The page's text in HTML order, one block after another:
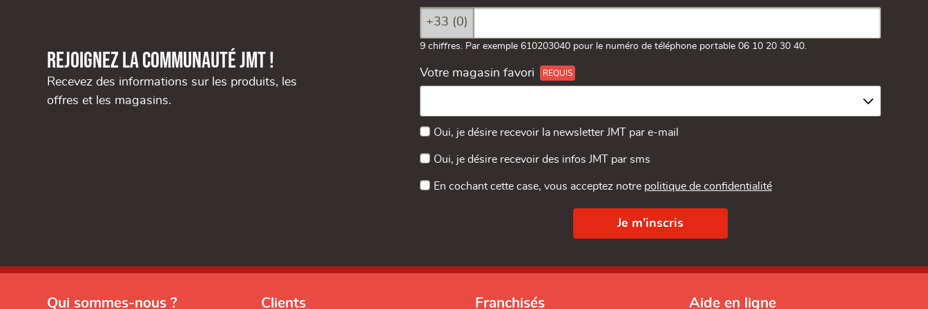
Rejoignez la communauté JMT !
Recevez des informations sur les produits, les
offres et les magasins.
+33 (0)
9 chiffres. Par exemple 610203040 pour le numéro de téléphone portable 06 10 20 30 40.
Votre magasin favori
Oui, je désire recevoir la newsletter JMT par e-mail
Oui, je désire recevoir des infos JMT par sms
En cochant cette case, vous acceptez notre politique de confidentialité
Qui sommes-nous ? Clients Franchisés Aide en ligne